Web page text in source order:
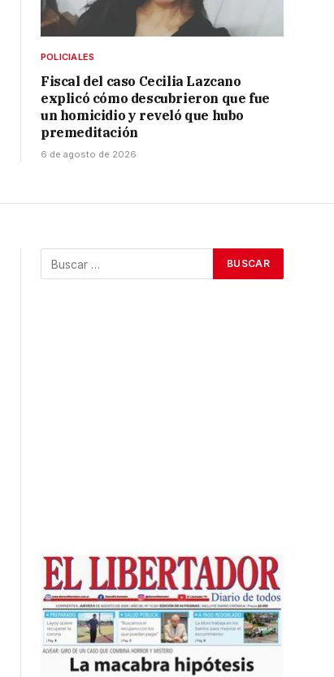
POLICIALES
Fiscal del caso Cecilia Lazcano
explicó cómo descubrieron que fue
un homicidio y reveló que hubo
premeditación
6 de agosto de 2026